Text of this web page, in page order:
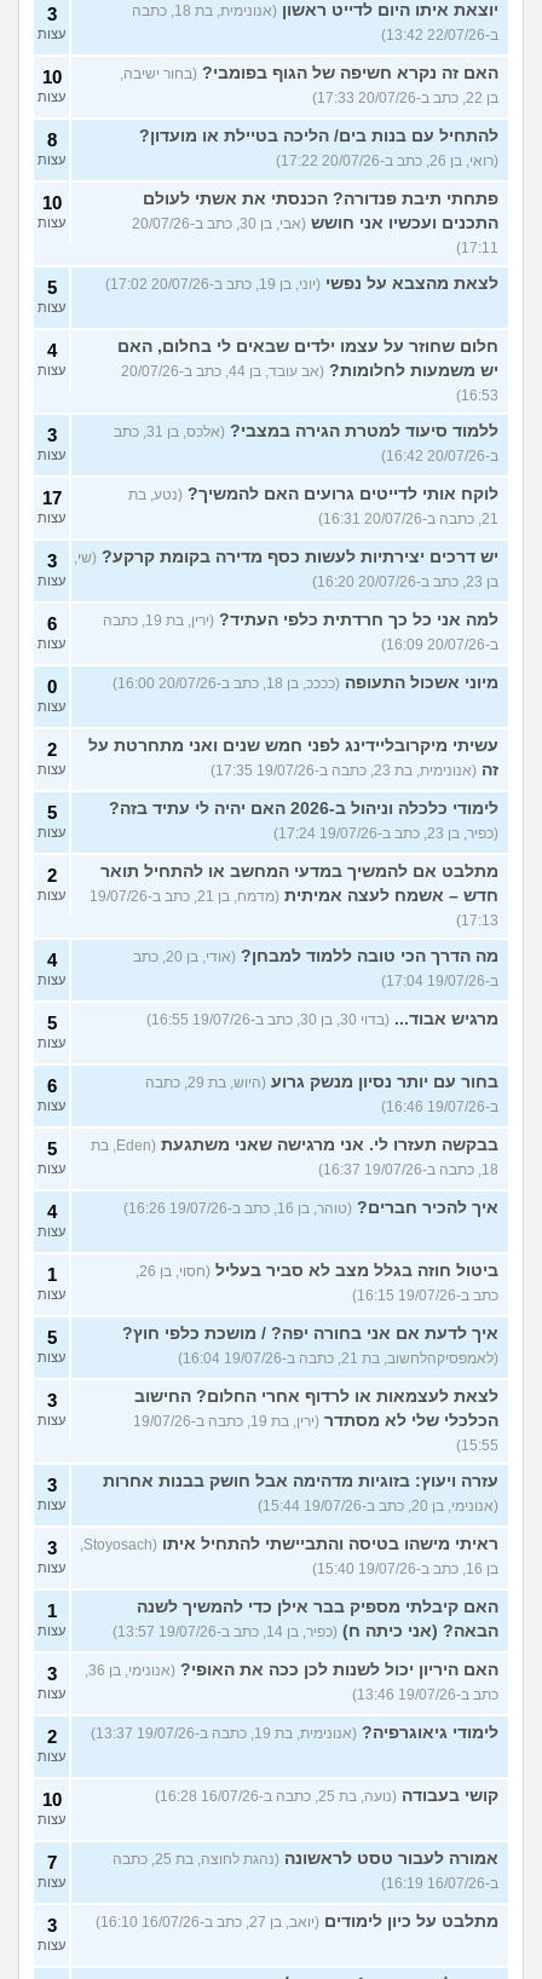
יוצאת איתו היום לדייט ראשון
(אנונימית, בת 18, כתבה
ב-22/07/26 13:42)
3
עצות
האם זה נקרא חשיפה של הגוף בפומבי? (בחור ישיבה,
בן 22, כתב ב-20/07/26 17:33)
10
עצות
להתחיל עם בנות בים/ הליכה בטיילת או מועדון?
(רואי, בן 26, כתב ב-20/07/26 17:22)
8
עצות
פתחתי תיבת פנדורה? הכנסתי את אשתי לעולם
התכנים ועכשיו אני חושש
(אבי, בן 30, כתב ב-20/07/26
17:11)
10
עצות
לצאת מהצבא על נפשי (יוני, בן 19, כתב ב-20/07/26 17:02) 5
עצות
חלום שחוזר על עצמו ילדים שבאים לי בחלום, האם
יש משמעות לחלומות?
(אב עובד, בן 44, כתב ב-20/07/26
16:53)
4
עצות
ללמוד סיעוד למטרת הגירה במצבי?
(אלכס, בן 31, כתב
ב-20/07/26 16:42)
3
עצות
לוקח אותי לדייטים גרועים האם להמשיך? (נטע, בת
21, כתבה ב-20/07/26 16:31)
17
עצות
יש דרכים יצירתיות לעשות כסף מדירה בקומת קרקע? (שי,
בן 23, כתב ב-20/07/26 16:20)
3
עצות
למה אני כל כך חרדתית כלפי העתיד?
(ירין, בת 19, כתבה
ב-20/07/26 16:09)
6
עצות
מיוני אשכול התעופה (ככככ, בן 18, כתב ב-20/07/26 16:00) 0
עצות
עשיתי מיקרובליידינג לפני חמש שנים ואני מתחרטת על
זה (אנונימית, בת 23, כתבה ב-19/07/26 17:35)
2
עצות
לימודי כלכלה וניהול ב-2026 האם יהיה לי עתיד בזה?
(כפיר, בן 23, כתב ב-19/07/26 17:24)
5
עצות
מתלבט אם להמשיך במדעי המחשב או להתחיל תואר
חדש – אשמח לעצה אמיתית
(מדמח, בן 21, כתב ב-19/07/26
17:13)
2
עצות
מה הדרך הכי טובה ללמוד למבחן?
(אודי, בן 20, כתב
ב-19/07/26 17:04)
4
עצות
מרגיש אבוד... (בדוי 30, בן 30, כתב ב-19/07/26 16:55) 5
עצות
בחור עם יותר נסיון מנשק גרוע
(היוש, בת 29, כתבה
ב-19/07/26 16:46)
6
עצות
בבקשה תעזרו לי. אני מרגישה שאני משתגעת
(Eden, בת
18, כתבה ב-19/07/26 16:37)
5
עצות
איך להכיר חברים? (טוהר, בן 16, כתב ב-19/07/26 16:26) 4
עצות
ביטול חוזה בגלל מצב לא סביר בעליל
(חסוי, בן 26,
כתב ב-19/07/26 16:15)
1
עצות
איך לדעת אם אני בחורה יפה? / מושכת כלפי חוץ?
(לאמפסיקהלחשוב, בת 21, כתבה ב-19/07/26 16:04)
5
עצות
לצאת לעצמאות או לרדוף אחרי החלום? החישוב
הכלכלי שלי לא מסתדר
(ירין, בת 19, כתבה ב-19/07/26
15:55)
3
עצות
עזרה ויעוץ: בזוגיות מדהימה אבל חושק בבנות אחרות
(אנונימי, בן 20, כתב ב-19/07/26 15:44)
3
עצות
ראיתי מישהו בטיסה והתביישתי להתחיל איתו
(Stoyosach,
בן 16, כתב ב-19/07/26 15:40)
3
עצות
האם קיבלתי מספיק בבר אילן כדי להמשיך לשנה
הבאה? (אני כיתה ח) (כפיר, בן 14, כתב ב-19/07/26 13:57)
1
עצות
האם היריון יכול לשנות לכן ככה את האופי?
(אנונימי, בן 36,
כתב ב-19/07/26 13:46)
3
עצות
לימודי גיאוגרפיה? (אנונימית, בת 19, כתבה ב-19/07/26 13:37) 2
עצות
קושי בעבודה (נועה, בת 25, כתבה ב-16/07/26 16:28) 10
עצות
אמורה לעבור טסט לראשונה
(נהגת לחוצה, בת 25, כתבה
ב-16/07/26 16:19)
7
עצות
מתלבט על כיון לימודים (יואב, בן 27, כתב ב-16/07/26 16:10) 3
עצות